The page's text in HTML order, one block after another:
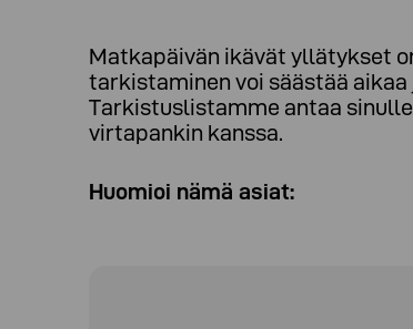
Matkapäivän ikävät yllätykset
tarkistaminen voi säästää
Tarkistuslistamme antaa
virtapankin kanssa.
Huomioi nämä asiat: